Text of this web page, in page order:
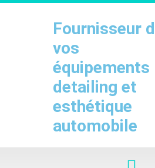
Fournisseur
vos
équipements
detailing et
esthétique
automobile